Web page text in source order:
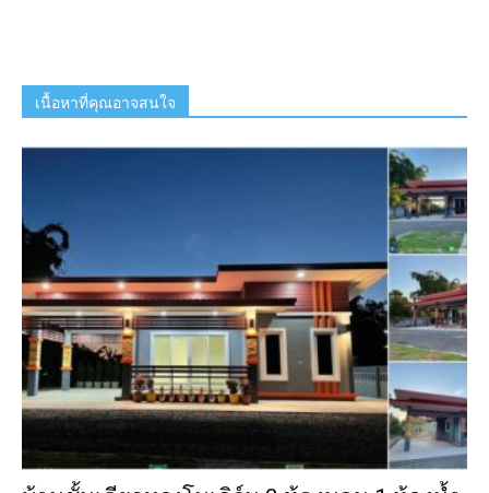
เนื้อหาที่คุณอาจสนใจ